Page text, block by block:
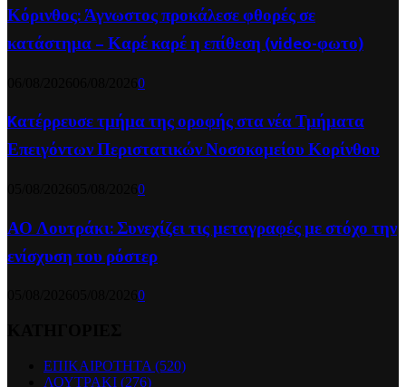
Κόρινθος: Άγνωστος προκάλεσε φθορές σε
κατάστημα – Καρέ καρέ η επίθεση (video-φωτο)
0
Kατέρρευσε τμήμα της οροφής στα νέα Τμήματα
Επειγόντων Περιστατικών Νοσοκομείου Κορίνθου
0
ΑΟ Λουτράκι: Συνεχίζει τις μεταγραφές με στόχο την
ενίσχυση του ρόστερ
0
ΕΠΙΚΑΙΡΟΤΗΤΑ (520)
ΛΟΥΤΡΑΚΙ (276)